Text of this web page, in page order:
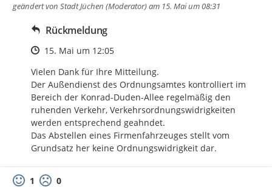
geändert von Stadt Jüchen (Moderator)am 15. Mai um 08:31
Rückmeldung
Zeitpunkt des Erstellens
15. Mai um 12:05
Vielen Dank für Ihre Mitteilung.
Der Außendienst des Ordnungsamtes kontrolliert im
Bereich der Konrad-Duden-Allee regelmäßig den
ruhenden Verkehr, Verkehrsordnungswidrigkeiten
werden entsprechend geahndet.
Das Abstellen eines Firmenfahrzeuges stellt vom
Grundsatz her keine Ordnungswidrigkeit dar.
1 0